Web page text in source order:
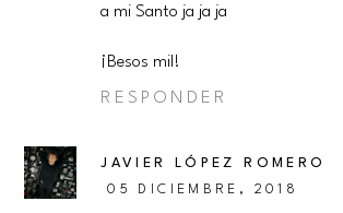
a mi Santo ja ja ja
¡Besos mil!
RESPONDER
JAVIER LÓPEZ ROMERO
05 DICIEMBRE, 2018